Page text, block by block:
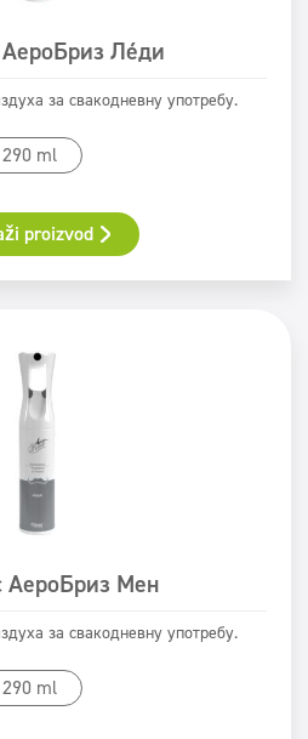
Лејди
за свакодневну употребу.
290 ml
proizvod
АероБриз Мен
за свакодневну употребу.
290 ml